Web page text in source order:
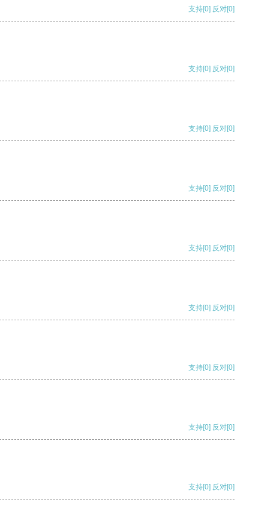
支持[0] 反对[0]
支持[0] 反对[0]
支持[0] 反对[0]
支持[0] 反对[0]
支持[0] 反对[0]
支持[0] 反对[0]
支持[0] 反对[0]
支持[0] 反对[0]
支持[0] 反对[0]